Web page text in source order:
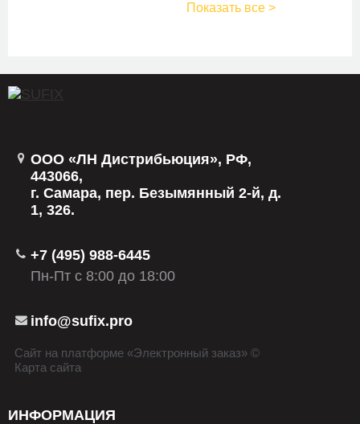
Показать все >
ООО «ЛН Дистрибьюция», РФ,
443066,
г. Самара, пер. Безымянный 2-й, д.
1, 326.
+7 (495) 988-6445
Пн-Пт с 8:00 до 18:00
info@sufix.pro
Сайт на платформе «Электронный заказ» ©
Карта сайта
ИНФОРМАЦИЯ